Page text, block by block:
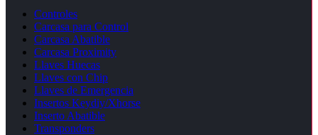
Controles
Carcasa para Control
Carcasa Abatible
Carcasa Proximity
Llaves Huecas
Llaves con Chip
Llaves de Emergencia
Insertos Keydiy/Xhorse
Inserto Abatible
Transponders